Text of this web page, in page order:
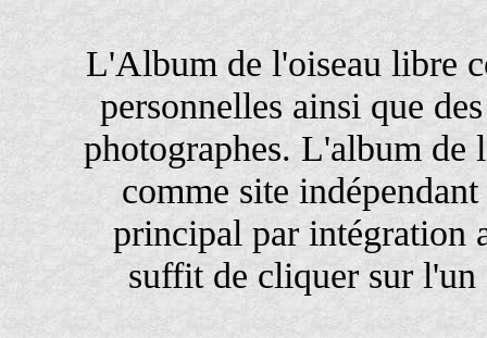
L'Album de l'oiseau libre
personnelles ainsi que
photographes. L'album de
comme site
principal par intégration
suffit de cliquer sur l'un